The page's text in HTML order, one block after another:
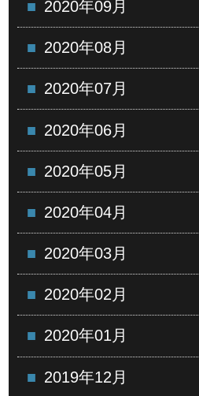
2020年09月
2020年08月
2020年07月
2020年06月
2020年05月
2020年04月
2020年03月
2020年02月
2020年01月
2019年12月